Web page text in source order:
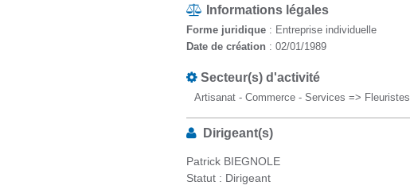
Informations légales
Forme juridique : Entreprise individuelle
Date de création : 02/01/1989
Secteur(s) d'activité
Artisanat - Commerce - Services => Fleuristes
Dirigeant(s)
Patrick BIEGNOLE
Statut : Dirigeant